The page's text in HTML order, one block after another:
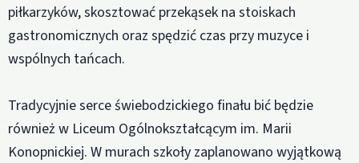
piłkarzyków, skosztować przekąsek na stoiskach
gastronomicznych oraz spędzić czas przy muzyce i
wspólnych tańcach.
Tradycyjnie serce świebodzickiego finału bić będzie
również w Liceum Ogólnokształcącym im. Marii
Konopnickiej. W murach szkoły zaplanowano wyjątkową